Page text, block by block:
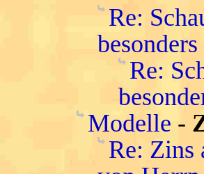
Re:
Re:
Modelle -
Re: Zins